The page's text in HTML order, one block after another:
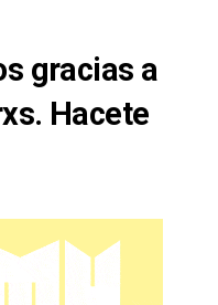
gracias a
Hacete